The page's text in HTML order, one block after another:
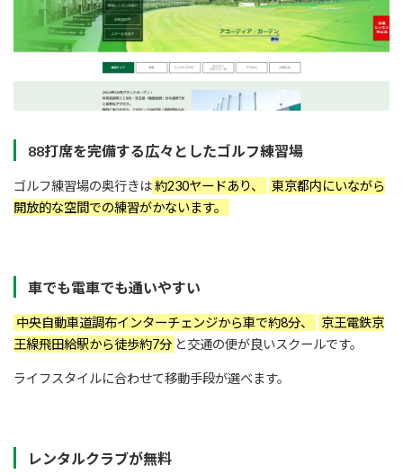
88打席を完備する広々としたゴルフ練習場
ゴルフ練習場の奥行きは約230ヤードあり、
東京都内にいながら
開放的な空間での練習がかないます。
車でも電車でも通いやすい
中央自動車道調布インターチェンジから車で約8分、
京王電鉄京
王線飛田給駅から徒歩約7分 と交通の便が良いスクールです。
ライフスタイルに合わせて移動手段が選べます。
レンタルクラブが無料